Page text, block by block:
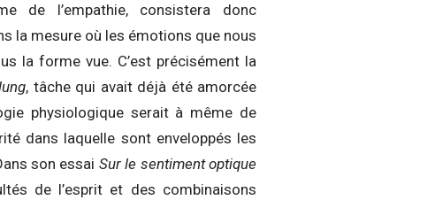
de l’empathie, consistera donc
la mesure où les émotions que nous
la forme vue. C’est précisément la
, tâche qui avait déjà été amorcée
physiologique serait à même de
dans laquelle sont enveloppés les
son essai Sur le sentiment optique
de l’esprit et des combinaisons